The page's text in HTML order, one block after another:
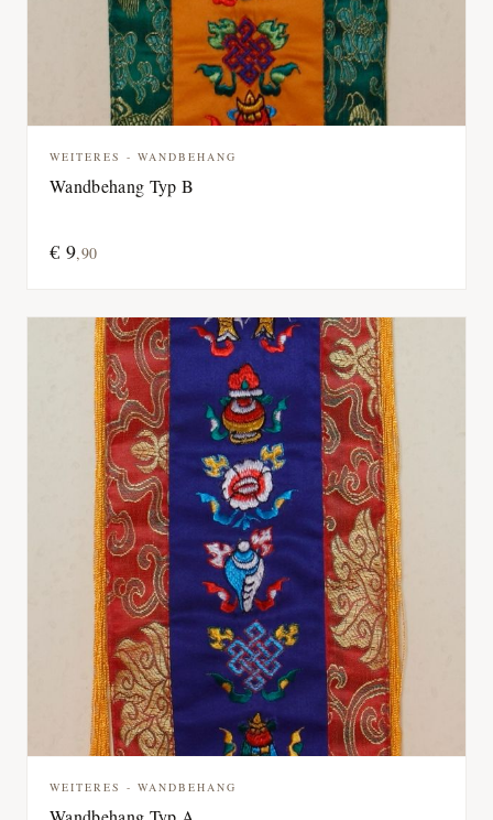
WEITERES - WANDBEHANG
Wandbehang Typ B
€ 9,90
WEITERES - WANDBEHANG